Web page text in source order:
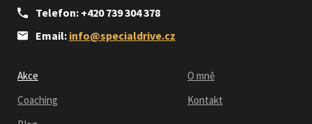
Telefon: +420 739 304 378
Email: info@specialdrive.cz
Akce
Coaching
O mně
Kontakt